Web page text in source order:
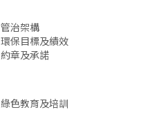
管治架構
環保目標及績效
約章及承諾
綠色教育及培訓